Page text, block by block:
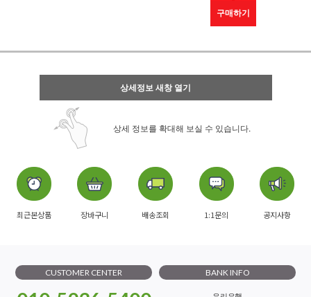
구매하기
상세정보 새창 열기
상세 정보를 확대해 보실 수 있습니다.
최근본상품 장바구니 배송조회 1:1문의 공지사항
CUSTOMER CENTER BANK INFO